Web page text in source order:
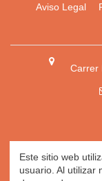
Aviso Legal
Carrer
Herbolario|
Herbodietética
Este sitio web
usuario. Al utilizar